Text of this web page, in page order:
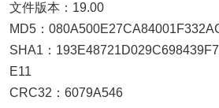
文件版本：19.00
MD5：
SHA1：
E11
CRC32：6079A546